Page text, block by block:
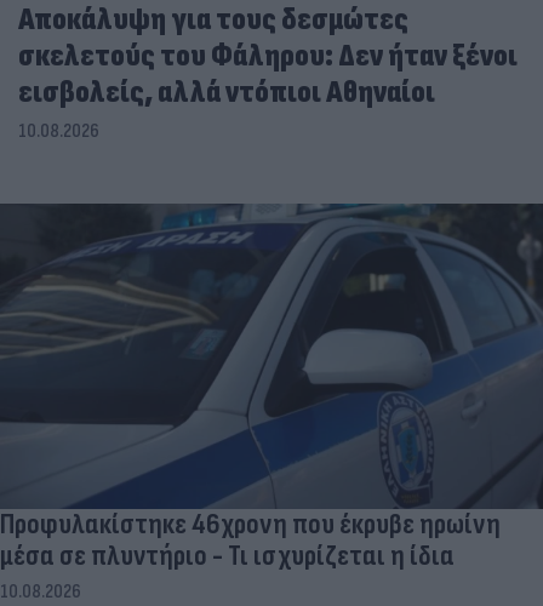
Αποκάλυψη για τους δεσμώτες
σκελετούς του Φάληρου: Δεν ήταν ξένοι
εισβολείς, αλλά ντόπιοι Αθηναίοι
10.08.2026
Προφυλακίστηκε 46χρονη που έκρυβε ηρωίνη
μέσα σε πλυντήριο - Τι ισχυρίζεται η ίδια
10.08.2026